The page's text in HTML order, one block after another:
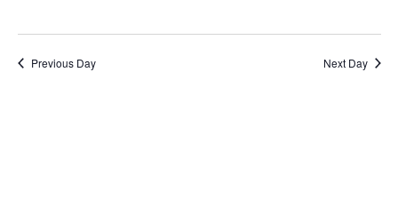
Previous Day Next Day